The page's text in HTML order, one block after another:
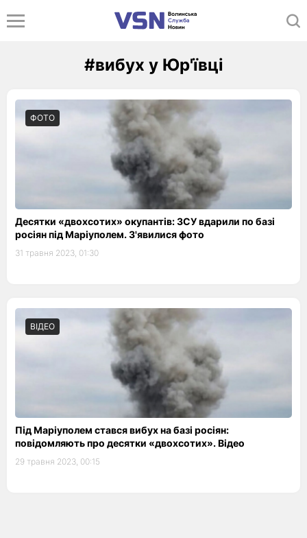
#вибух у Юр'ївці
ФОТО
Десятки «двохсотих» окупантів: ЗСУ вдарили по базі
росіян під Маріуполем. З'явилися фото
31 травня 2023, 01:30
ВІДЕО
Під Маріуполем стався вибух на базі росіян:
повідомляють про десятки «двохсотих». Відео
29 травня 2023, 00:15